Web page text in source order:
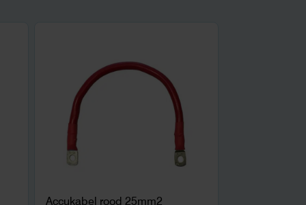
Accukabel rood 25mm2